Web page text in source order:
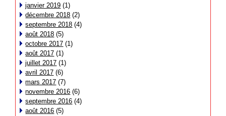
janvier 2019 (1)
décembre 2018 (2)
septembre 2018 (4)
août 2018 (5)
octobre 2017 (1)
août 2017 (1)
juillet 2017 (1)
avril 2017 (6)
mars 2017 (7)
novembre 2016 (6)
septembre 2016 (4)
août 2016 (5)